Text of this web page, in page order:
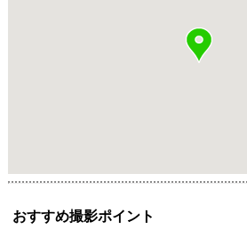
おすすめ撮影ポイント